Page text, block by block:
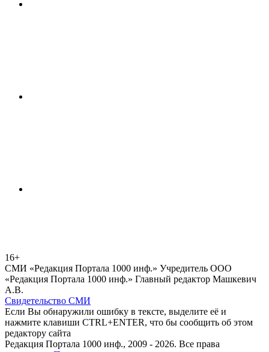
16+
СМИ «Редакция Портала 1000 инф.» Учредитель ООО
«Редакция Портала 1000 инф.» Главный редактор Машкевич
А.В.
Свидетельство СМИ
Если Вы обнаружили ошибку в тексте, выделите её и
нажмите клавиши CTRL+ENTER, что бы сообщить об этом
редактору сайта
Редакция Портала 1000 инф., 2009 - 2026. Все права